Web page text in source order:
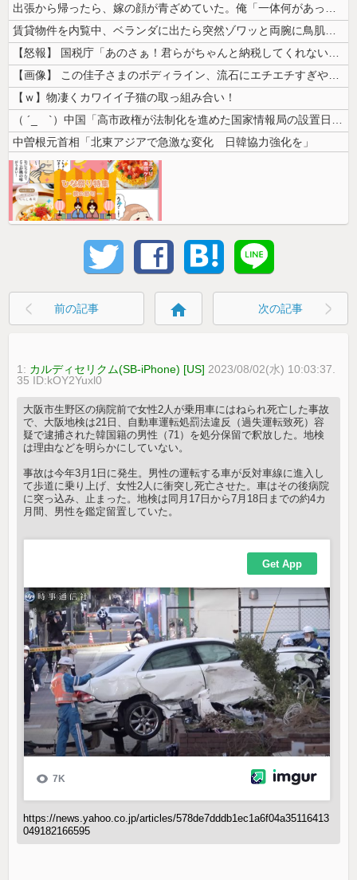
出張から帰ったら、嫁の顔が青ざめていた。俺「一体何があったんだ？」嫁「...
賃貸物件を内覧中、ベランダに出たら突然ゾワッと両腕に鳥肌が出た。「やっ...
【怒報】 国税庁「あのさぁ！君らがちゃんと納税してくれないとこうなっち...
【画像】 この佳子さまのボディライン、流石にエチエチすぎやろ！
【ｗ】物凄くカワイイ子猫の取っ組み合い！
（ ´_ゝ`）中国「高市政権が法制化を進めた国家情報局の設置日が7月3...
中曽根元首相「北東アジアで急激な変化 日韓協力強化を」
前の記事 home 次の記事
1: カルディセリクム(SB-iPhone) [US] 2023/08/02(水) 10:03:37.
35 ID:kOY2Yuxl0
大阪市生野区の病院前で女性2人が乗用車にはねられ死亡した事故
で、大阪地検は21日、自動車運転処罰法違反（過失運転致死）容
疑で逮捕された韓国籍の男性（71）を処分保留で釈放した。地検
は理由などを明らかにしていない。
事故は今年3月1日に発生。男性の運転する車が反対車線に進入し
て歩道に乗り上げ、女性2人に衝突し死亡させた。車はその後病院
に突っ込み、止まった。地検は同月17日から7月18日までの約4カ
月間、男性を鑑定留置していた。
https://news.yahoo.co.jp/articles/578de7dddb1ec1a6f04a35116413
049182166595